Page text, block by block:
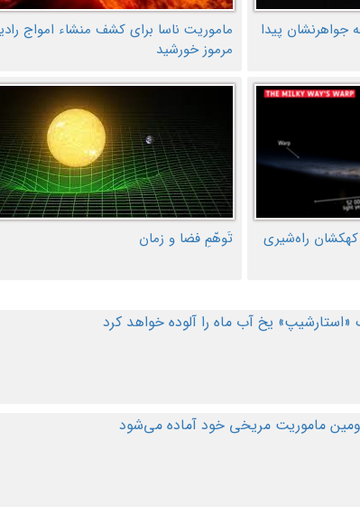
پیدا
ماموریت ناسا برای کشف منشاء امواج
مرموز خورشید
راه‌شیری
تَوهّمِ فضا و زمان
یخ آب ماه را آلوده خواهد کرد
ماموریت مریخی خود آماده می‌شود